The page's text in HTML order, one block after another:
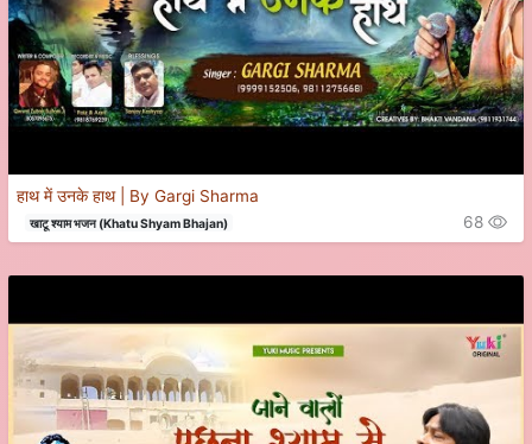
हाथ में उनके हाथ | By Gargi Sharma
खाटू श्याम भजन (Khatu Shyam Bhajan) 68